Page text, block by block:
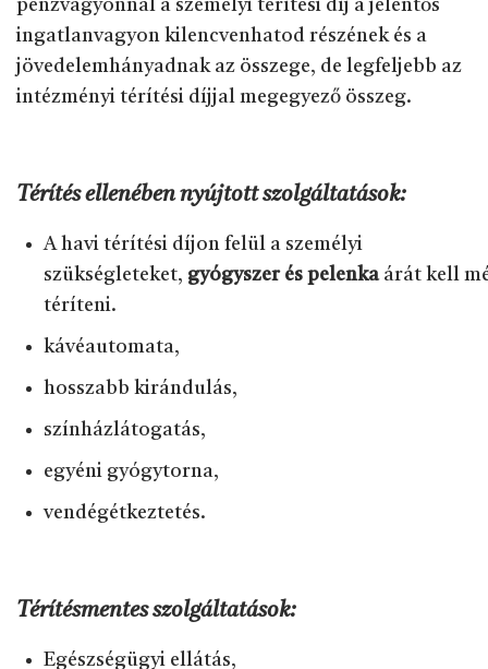
pénzvagyonnal a személyi térítési díj a jelentős
ingatlanvagyon kilencvenhatod részének és a
jövedelemhányadnak az összege, de legfeljebb az
intézményi térítési díjjal megegyező összeg.
Térítés ellenében nyújtott szolgáltatások:
A havi térítési díjon felül a személyi
szükségleteket, gyógyszer és pelenkaárát kell
téríteni.
kávéautomata,
hosszabb kirándulás,
színházlátogatás,
egyéni gyógytorna,
vendégétkeztetés.
Térítésmentes szolgáltatások:
Egészségügyi ellátás,